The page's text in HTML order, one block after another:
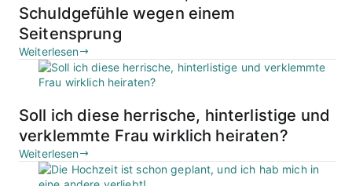
Schuldgefühle wegen einem
Seitensprung
Weiterlesen
Soll ich diese herrische, hinterlistige und
verklemmte Frau wirklich heiraten?
Weiterlesen